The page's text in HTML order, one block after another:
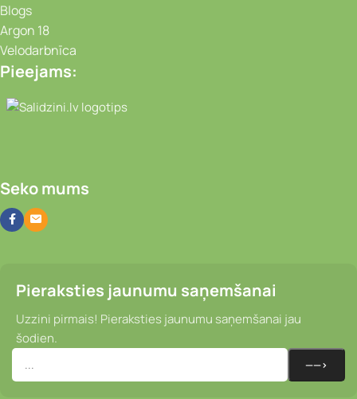
Blogs
Argon 18
Velodarbnīca
Pieejams:
Video novērošanas kameras, Portatīvie
Seko mums
Pieraksties jaunumu saņemšanai
Uzzini pirmais! Pieraksties jaunumu saņemšanai jau
šodien.